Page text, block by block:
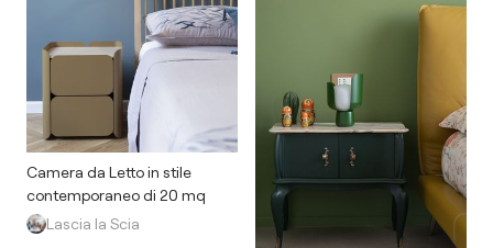
Camera da Letto in stile
contemporaneo di 20 mq
Lascia la Scia